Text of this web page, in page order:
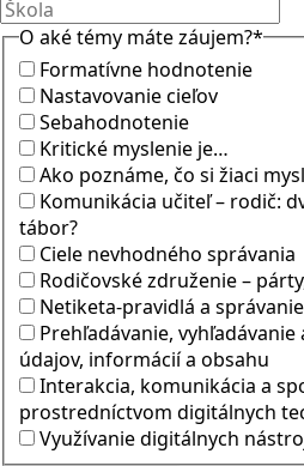
O aké témy máte záujem?*
Formatívne hodnotenie
Nastavovanie cieľov
Sebahodnotenie
Kritické myslenie je…
Ako poznáme, čo si žiaci
Komunikácia učiteľ – rodič:
tábor?
Ciele nevhodného správania
Rodičovské združenie –
Netiketa-pravidlá a
Prehľadávanie,
údajov, informácií a obsahu
Interakcia, komunikácia a
prostredníctvom digitálnych
Využívanie digitálnych